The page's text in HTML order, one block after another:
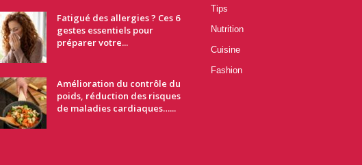
Fatigué des allergies ? Ces 6
gestes essentiels pour
préparer votre...
Amélioration du contrôle du
poids, réduction des risques
de maladies cardiaques…...
Tips
Nutrition
Cuisine
Fashion